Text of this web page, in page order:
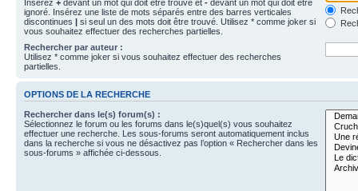
Insérez + devant un mot qui doit être trouvé et - devant un mot qui doit être
ignoré. Insérez une liste de mots séparés entre des barres verticales
discontinues | si seul un des mots doit être trouvé. Utilisez * comme joker si
vous souhaitez effectuer des recherches partielles.
Rechercher par auteur :
Utilisez * comme joker si vous souhaitez effectuer des recherches
partielles.
OPTIONS DE LA RECHERCHE
Rechercher dans le(s) forum(s) :
Sélectionnez le forum ou les forums dans le(s)quel(s) vous souhaitez
effectuer une recherche. Les sous-forums seront automatiquement inclus
dans la recherche si vous ne désactivez pas l’option « Rechercher dans les
sous-forums » affichée ci-dessous.